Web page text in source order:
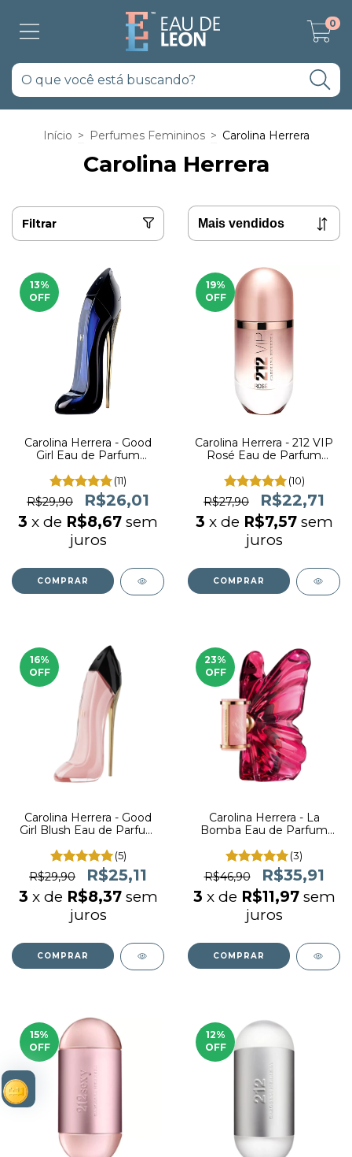
0
Início > Perfumes Femininos > Carolina Herrera
Carolina Herrera
Filtrar
13%
OFF
Carolina Herrera - Good
Girl Eau de Parfum
(11)
R$29,90 R$26,01
3 x de R$8,67 sem
juros
COMPRAR
19%
OFF
Carolina Herrera - 212 VIP
Rosé Eau de Parfum
(10)
R$27,90 R$22,71
3 x de R$7,57 sem
juros
COMPRAR
16%
OFF
Carolina Herrera - Good
Girl Blush Eau de Parfum
(5)
R$29,90 R$25,11
3 x de R$8,37 sem
juros
COMPRAR
23%
OFF
Carolina Herrera - La
Bomba Eau de Parfum
(3)
R$46,90 R$35,91
3 x de R$11,97 sem
juros
COMPRAR
15%
OFF
12%
OFF